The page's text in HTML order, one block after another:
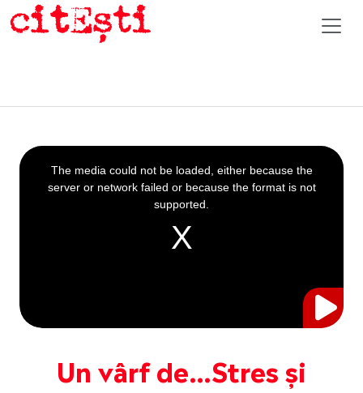
Un vârf de…Stres și
This
is
a
The media could not be loaded, either because the
server or network failed or because the format is not
supported.